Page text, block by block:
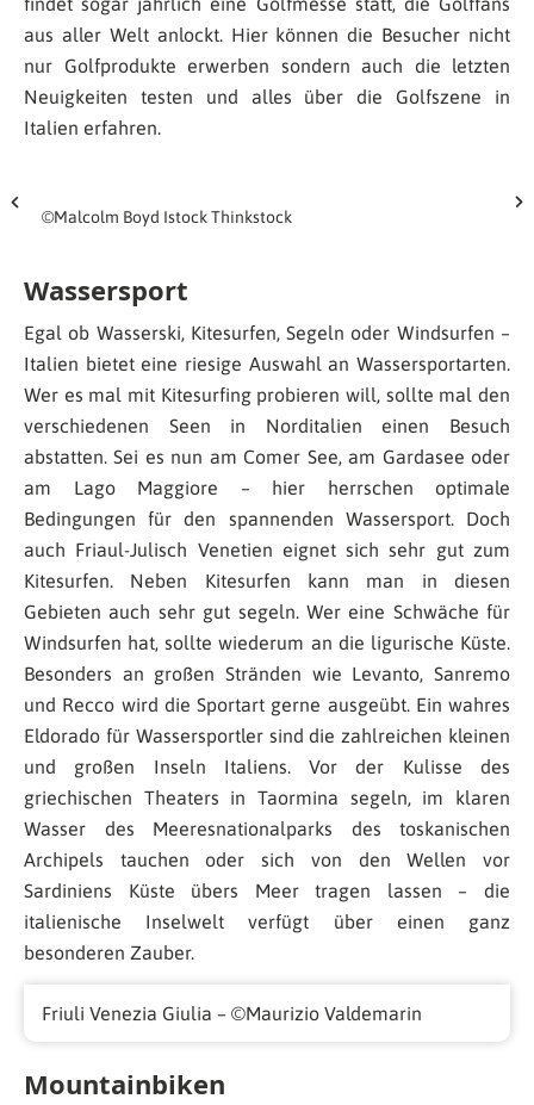
aus aller Welt anlockt. Hier können die Besucher nicht
nur Golfprodukte erwerben sondern auch die letzten
Neuigkeiten testen und alles über die Golfszene in
Italien erfahren.
©Malcolm Boyd Istock Thinkstock
Wassersport
Egal ob Wasserski, Kitesurfen, Segeln oder Windsurfen –
Italien bietet eine riesige Auswahl an Wassersportarten.
Wer es mal mit Kitesurfing probieren will, sollte mal den
verschiedenen Seen in Norditalien einen Besuch
abstatten. Sei es nun am Comer See, am Gardasee oder
am Lago Maggiore – hier herrschen optimale
Bedingungen für den spannenden Wassersport. Doch
auch Friaul-Julisch Venetien eignet sich sehr gut zum
Kitesurfen. Neben Kitesurfen kann man in diesen
Gebieten auch sehr gut segeln. Wer eine Schwäche für
Windsurfen hat, sollte wiederum an die ligurische Küste.
Besonders an großen Stränden wie Levanto, Sanremo
und Recco wird die Sportart gerne ausgeübt. Ein wahres
Eldorado für Wassersportler sind die zahlreichen kleinen
und großen Inseln Italiens. Vor der Kulisse des
griechischen Theaters in Taormina segeln, im klaren
Wasser des Meeresnationalparks des toskanischen
Archipels tauchen oder sich von den Wellen vor
Sardiniens Küste übers Meer tragen lassen – die
italienische Inselwelt verfügt über einen ganz
besonderen Zauber.
Friuli Venezia Giulia – ©Maurizio Valdemarin
Mountainbiken